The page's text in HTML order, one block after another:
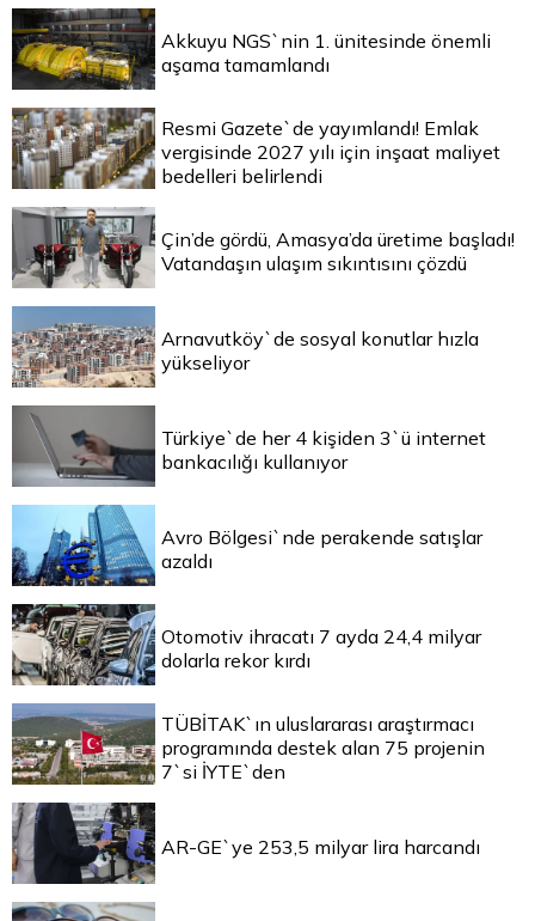
Akkuyu NGS`nin 1. ünitesinde önemli
aşama tamamlandı
Resmi Gazete`de yayımlandı! Emlak
vergisinde 2027 yılı için inşaat maliyet
bedelleri belirlendi
Çin’de gördü, Amasya’da üretime başladı!
Vatandaşın ulaşım sıkıntısını çözdü
Arnavutköy`de sosyal konutlar hızla
yükseliyor
Türkiye`de her 4 kişiden 3`ü internet
bankacılığı kullanıyor
Avro Bölgesi`nde perakende satışlar
azaldı
Otomotiv ihracatı 7 ayda 24,4 milyar
dolarla rekor kırdı
TÜBİTAK`ın uluslararası araştırmacı
programında destek alan 75 projenin
7`si İYTE`den
AR-GE`ye 253,5 milyar lira harcandı